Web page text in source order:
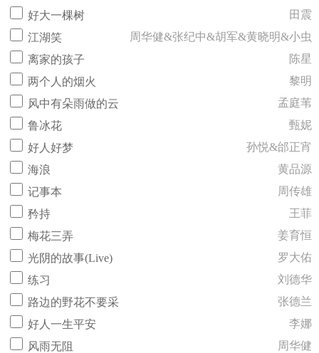
好大一棵树
田震
江湖笑
周华健&张纪中&胡军&黄晓明&小虫
离家的孩子
陈星
两个人的烟火
黎明
风中有朵雨做的云
孟庭苇
鲁冰花
甄妮
好人好梦
孙悦&邰正宵
海浪
黄品源
记事本
周传雄
矜持
王菲
梅花三弄
姜育恒
光阴的故事(Live)
罗大佑
练习
刘德华
路边的野花不要采
张德兰
好人一生平安
李娜
风雨无阻
周华健